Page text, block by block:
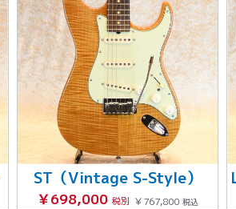
ST（Vintage S-Style）
￥698,000 税別 ￥767,800 税込